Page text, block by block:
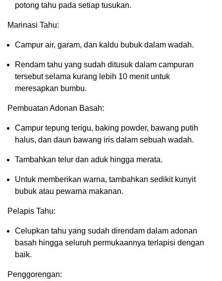
potong tahu pada setiap tusukan.
Marinasi Tahu:
Campur air, garam, dan kaldu bubuk dalam wadah.
Rendam tahu yang sudah ditusuk dalam campuran
tersebut selama kurang lebih 10 menit untuk
meresapkan bumbu.
Pembuatan Adonan Basah:
Campur tepung terigu, baking powder, bawang putih
halus, dan daun bawang iris dalam sebuah wadah.
Tambahkan telur dan aduk hingga merata.
Untuk memberikan warna, tambahkan sedikit kunyit
bubuk atau pewarna makanan.
Pelapis Tahu:
Celupkan tahu yang sudah direndam dalam adonan
basah hingga seluruh permukaannya terlapisi dengan
baik.
Penggorengan: